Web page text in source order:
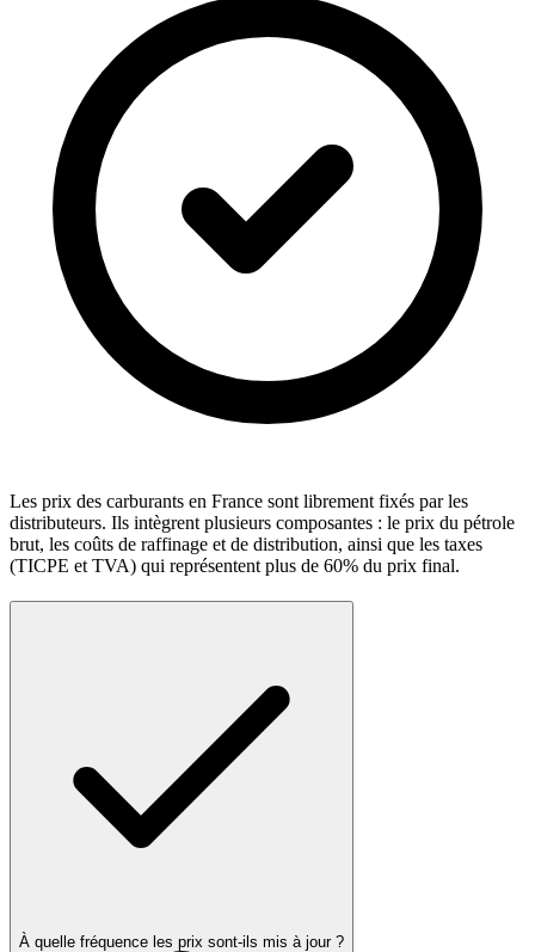
Les prix des carburants en France sont librement fixés par les
distributeurs. Ils intègrent plusieurs composantes : le prix du pétrole
brut, les coûts de raffinage et de distribution, ainsi que les taxes
(TICPE et TVA) qui représentent plus de 60% du prix final.
À quelle fréquence les prix sont-ils mis à jour ?